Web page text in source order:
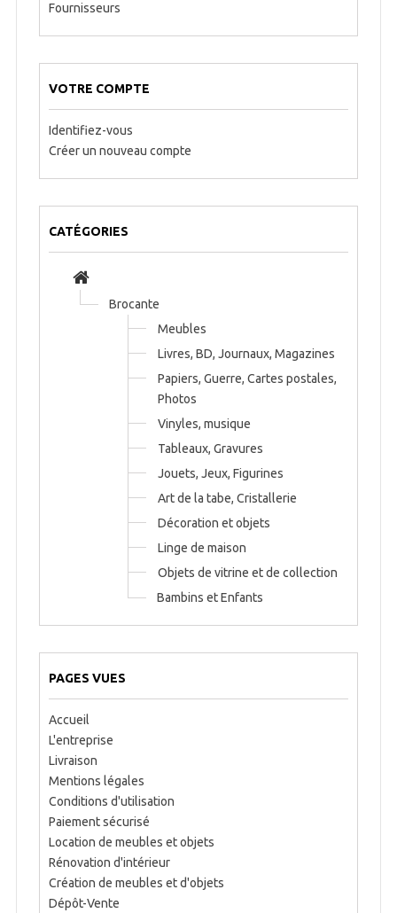
Fournisseurs
VOTRE COMPTE
Identifiez-vous
Créer un nouveau compte
CATÉGORIES
Brocante
Meubles
Livres, BD, Journaux, Magazines
Papiers, Guerre, Cartes postales,
Photos
Vinyles, musique
Tableaux, Gravures
Jouets, Jeux, Figurines
Art de la tabe, Cristallerie
Décoration et objets
Linge de maison
Objets de vitrine et de collection
Bambins et Enfants
PAGES VUES
Accueil
L'entreprise
Livraison
Mentions légales
Conditions d'utilisation
Paiement sécurisé
Location de meubles et objets
Rénovation d'intérieur
Création de meubles et d'objets
Dépôt-Vente